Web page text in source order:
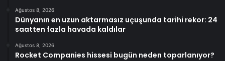
Ağustos 8, 2026
Dünyanın en uzun aktarmasız uçuşunda tarihi rekor: 24
saatten fazla havada kaldılar
Ağustos 8, 2026
Rocket Companies hissesi bugün neden toparlanıyor?